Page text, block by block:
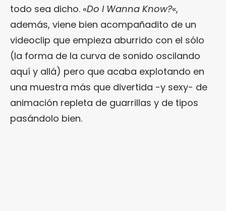
todo sea dicho. «Do I Wanna Know?«,
además, viene bien acompañadito de un
videoclip que empieza aburrido con el sólo
(la forma de la curva de sonido oscilando
aquí y allá) pero que acaba explotando en
una muestra más que divertida -y sexy- de
animación repleta de guarrillas y de tipos
pasándolo bien.